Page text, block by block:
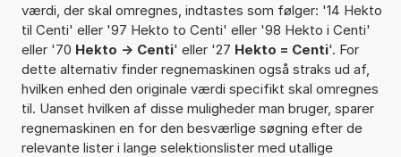
værdi, der skal omregnes, indtastes som følger: '14 Hekto
til Centi' eller '97 Hekto to Centi' eller '98 Hekto i Centi'
eller '70 Hekto -> Centi' eller '27 Hekto = Centi'. For
dette alternativ finder regnemaskinen også straks ud af,
hvilken enhed den originale værdi specifikt skal omregnes
til. Uanset hvilken af disse muligheder man bruger, sparer
regnemaskinen en for den besværlige søgning efter de
relevante lister i lange selektionslister med utallige